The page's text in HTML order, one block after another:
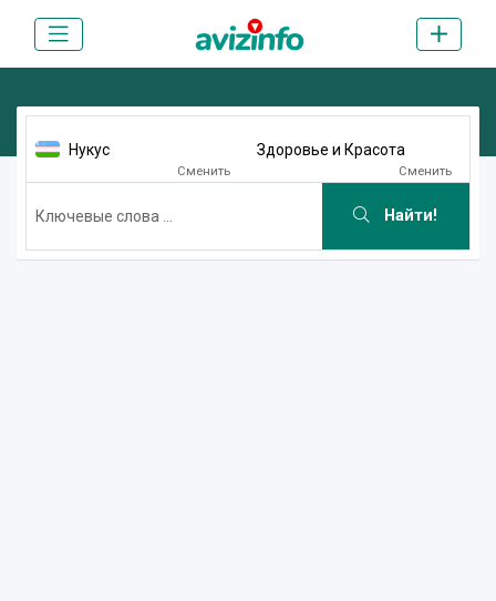
Нукус
Сменить
Здоровье и Красота
Сменить
Найти!